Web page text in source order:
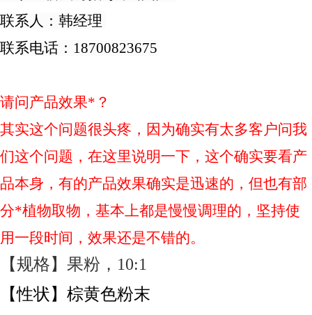
联系人： 韩经理
联系电话： 18700823675
请问产品效果*？
其实这个问题很头疼，因为确实有太多客户问我
们这个问题，在这里说明一下，这个确实要看产
品本身，有的产品效果确实是迅速的，但也有部
分*植物取物，基本上都是慢慢调理的，坚持使
用一段时间，效果还是不错的。
【规格】果粉， 10:1
【性状】棕黄色粉末